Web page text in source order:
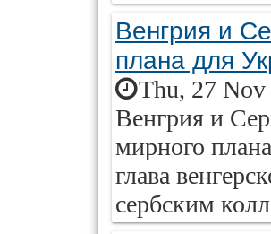
Венгрия и
плана для
Thu, 27 Nov
Венгрия и
мирного
глава
сербским